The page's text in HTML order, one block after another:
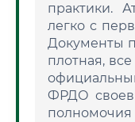
практики.
легко с
Документы
плотная,
ФРДО